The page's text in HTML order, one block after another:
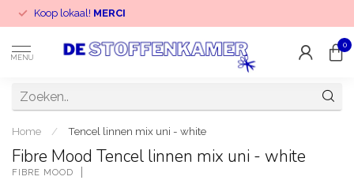
Koop lokaal! MERCI
MENU
0
Home / Tencel linnen mix uni - white
Fibre Mood Tencel linnen mix uni - white
FIBRE MOOD